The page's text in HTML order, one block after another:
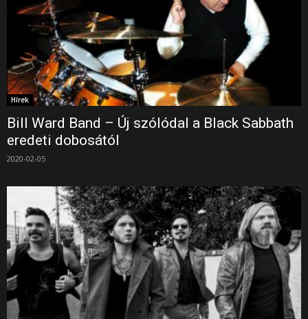
Hírek
Bill Ward Band – Új szólódal a Black Sabbath
eredeti dobosától
2020-02-05